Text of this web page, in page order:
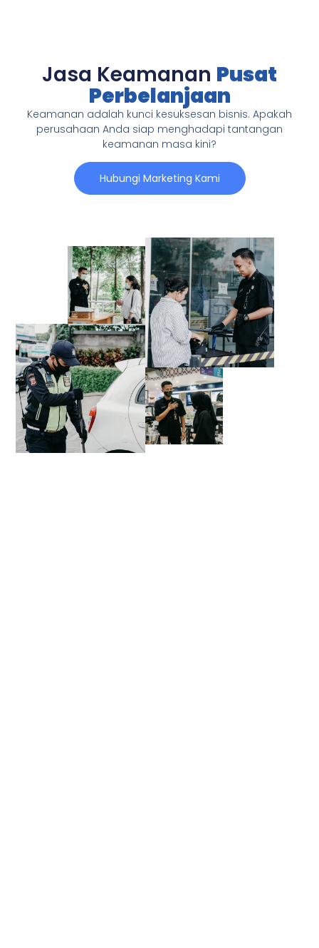
Jasa Keamanan Pusat
Perbelanjaan
Keamanan adalah kunci kesuksesan bisnis. Apakah
perusahaan Anda siap menghadapi tantangan
keamanan masa kini?
Hubungi Marketing Kami